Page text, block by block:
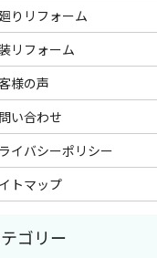
りリフォーム
リフォーム
様の声
い合わせ
イバシーポリシー
トマップ